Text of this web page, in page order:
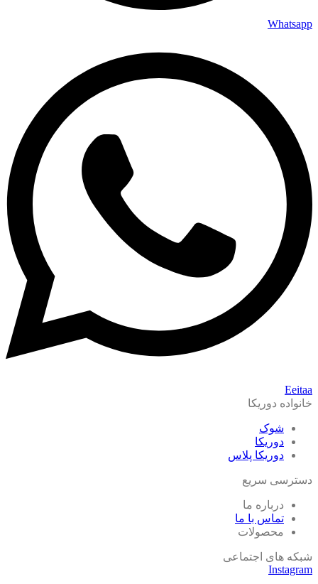
Whatsapp
Eeitaa
خانواده دوریکا
شوک
دوریکا
دوریکا پلاس
دسترسی سریع
درباره ما
تماس با ما
محصولات
شبکه های اجتماعی
Instagram